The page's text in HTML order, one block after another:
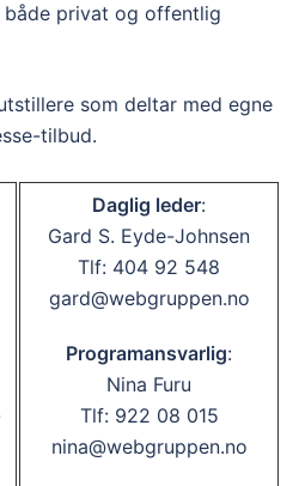
privat og offentlig
som deltar med egne
tilbud.
Daglig leder:
Gard S. Eyde-Johnsen
Tlf: 404 92 548
gard@webgruppen.no
Programansvarlig:
Nina Furu
Tlf: 922 08 015
nina@webgruppen.no